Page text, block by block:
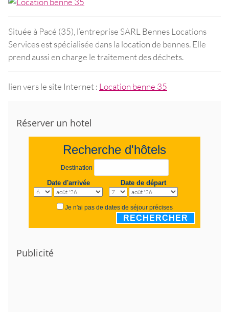
Située à Pacé (35), l’entreprise SARL Bennes Locations
Services est spécialisée dans la location de bennes. Elle
prend aussi en charge le traitement des déchets.
lien vers le site Internet : Location benne 35
Réserver un hotel
Recherche d'hôtels
Destination
Date d'arrivée Date de départ
Je n'ai pas de dates de séjour précises
RECHERCHER
Publicité